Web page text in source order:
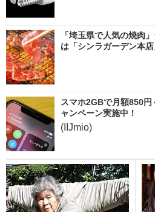
「埼玉県で人気の焼肉
は「シンラガーデン本
スマホ2GBで月額850
ャンペーン実施中！
(IIJmio)